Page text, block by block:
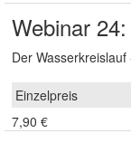
Webinar
Der
7,90 €